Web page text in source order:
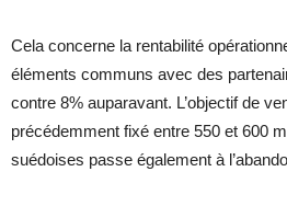
Cela concerne la rentabilité
éléments communs avec des
contre 8% auparavant. L’objectif de
précédemment fixé entre 550 et 600
suédoises passe également à